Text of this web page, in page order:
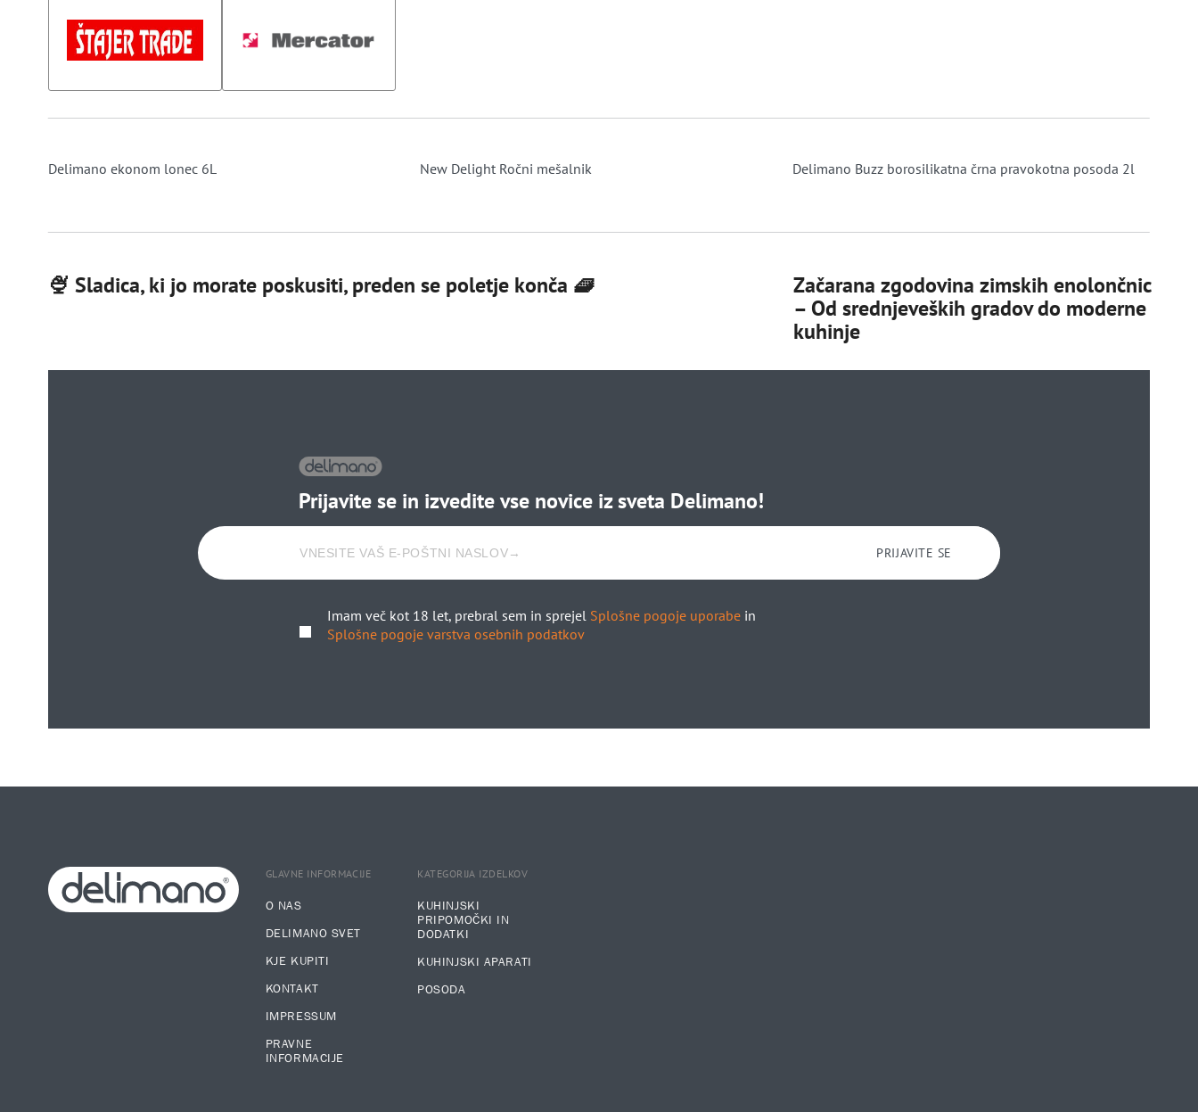
Delimano ekonom lonec 6L New Delight Ročni mešalnik Delimano Buzz borosilikatna črna pravokotna posoda 2l
🍨 Sladica, ki jo morate poskusiti, preden se poletje konča 🧇
Začarana zgodovina zimskih enolončnic
– Od srednjeveških gradov do moderne
kuhinje
Prijavite se in izvedite vse novice iz sveta Delimano!
PRIJAVITE SE
Imam več kot 18 let, prebral sem in sprejel Splošne pogoje uporabein
Splošne pogoje varstva osebnih podatkov
GLAVNE INFORMACIJE
O NAS
DELIMANO SVET
KJE KUPITI
KONTAKT
IMPRESSUM
PRAVNE
INFORMACIJE
KATEGORIJA IZDELKOV
KUHINJSKI
PRIPOMOČKI IN
DODATKI
KUHINJSKI APARATI
POSODA